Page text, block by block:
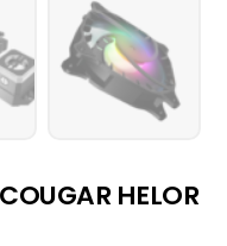
HELOR